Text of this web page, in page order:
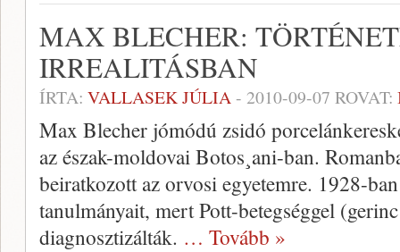
MAX BLECHER:
IRREALITÁSBAN
ÍRTA: VALLASEK JÚLIA- 2010-09-07 ROVAT:
Max Blecher jómódú zsidó
az észak-moldovai Botos¸ani-ban.
beiratkozott az orvosi egyetemre. 1928-
tanulmányait, mert Pott-betegséggel
diagnosztizálták. … Tovább »